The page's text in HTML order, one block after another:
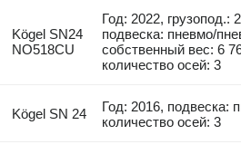
Kögel SN24
NO518CU
Год: 2022, грузопод.:
подвеска: пневмо/
собственный вес: 6
количество осей: 3
Kögel SN 24
Год: 2016, подвеска:
количество осей: 3